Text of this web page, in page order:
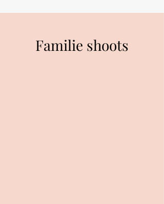
Familie shoots